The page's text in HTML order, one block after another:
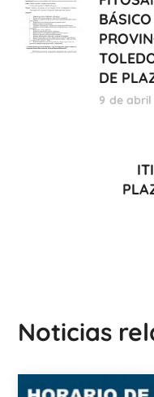
DE
9 de abril
Noticias